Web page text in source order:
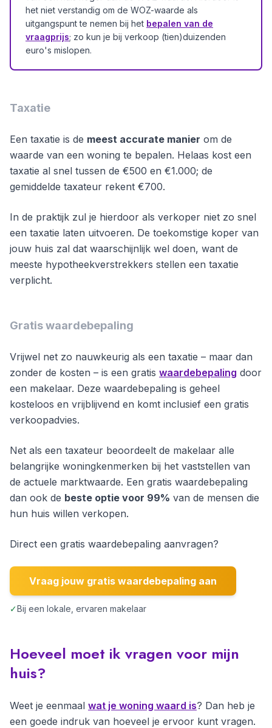
het niet verstandig om de WOZ-waarde als
uitgangspunt te nemen bij het bepalen van de
vraagprijs; zo kun je bij verkoop (tien)duizenden
euro's mislopen.
Taxatie
Een taxatie is de meest accurate manier om de
waarde van een woning te bepalen. Helaas kost een
taxatie al snel tussen de €500 en €1.000; de
gemiddelde taxateur rekent €700.
In de praktijk zul je hierdoor als verkoper niet zo snel
een taxatie laten uitvoeren. De toekomstige koper van
jouw huis zal dat waarschijnlijk wel doen, want de
meeste hypotheekverstrekkers stellen een taxatie
verplicht.
Gratis waardebepaling
Vrijwel net zo nauwkeurig als een taxatie – maar dan
zonder de kosten – is een gratis waardebepaling door
een makelaar. Deze waardebepaling is geheel
kosteloos en vrijblijvend en komt inclusief een gratis
verkoopadvies.
Net als een taxateur beoordeelt de makelaar alle
belangrijke woningkenmerken bij het vaststellen van
de actuele marktwaarde. Een gratis waardebepaling
dan ook de beste optie voor 99% van de mensen die
hun huis willen verkopen.
Direct een gratis waardebepaling aanvragen?
Vraag jouw gratis waardebepaling aan
✓Bij een lokale, ervaren makelaar
Hoeveel moet ik vragen voor mijn
huis?
Weet je eenmaal wat je woning waard is? Dan heb je
een goede indruk van hoeveel je ervoor kunt vragen.